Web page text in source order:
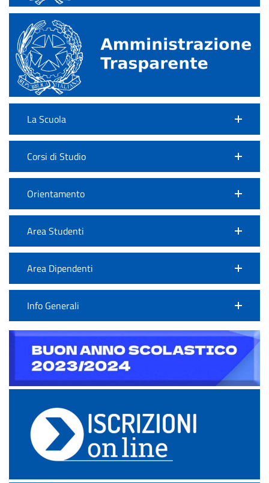
La Scuola
Corsi di Studio
Orientamento
Area Studenti
Area Dipendenti
Info Generali